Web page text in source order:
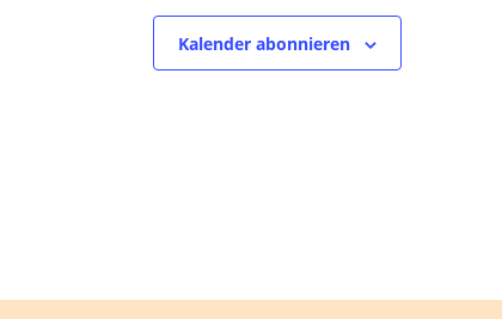
Kalender abonnieren